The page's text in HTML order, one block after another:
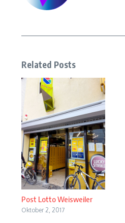
Related Posts
Post Lotto Weisweiler
Oktober 2, 2017